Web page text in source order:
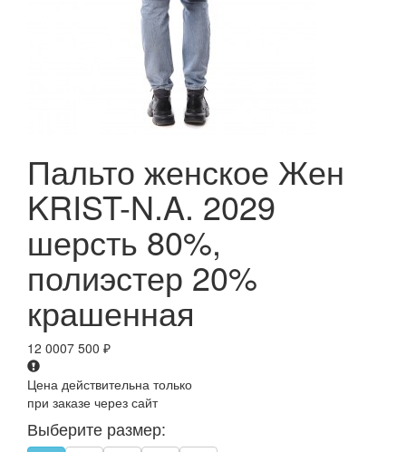
Пальто женское Жен
KRIST-N.A. 2029
шерсть 80%,
полиэстер 20%
крашенная
12 0007 500 ₽
Цена действительна только
при заказе через сайт
Выберите размер: